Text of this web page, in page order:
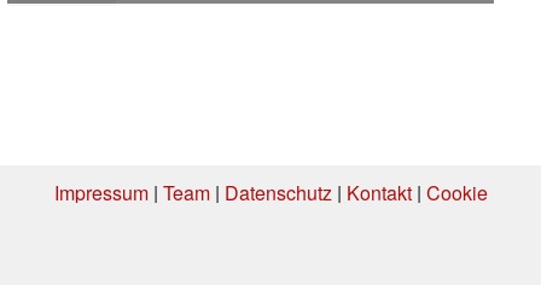
Impressum| Team| Datenschutz| Kontakt| Cookie